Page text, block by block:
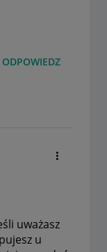
ODPOWIEDZ
uważasz
u